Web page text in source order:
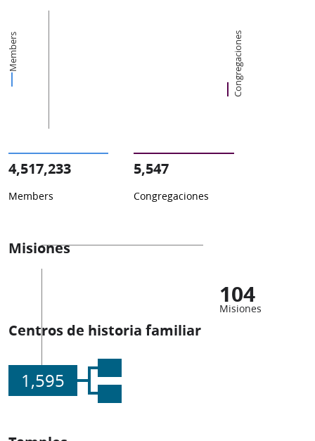
Members Congregaciones
4,517,233
Members
5,547
Congregaciones
Misiones
104
Misiones
Centros de historia familiar
1,595